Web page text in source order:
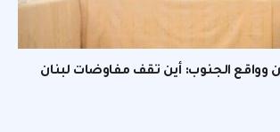
وواقع الجنوب: أين تقف مفاوضات لبنان